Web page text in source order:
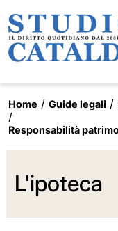
Home Guide legali
Responsabilità
L'ipoteca